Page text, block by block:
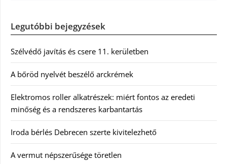
Legutóbbi bejegyzések
Szélvédő javítás és csere 11. kerületben
A bőröd nyelvét beszélő arckrémek
Elektromos roller alkatrészek: miért fontos az eredeti
minőség és a rendszeres karbantartás
Iroda bérlés Debrecen szerte kivitelezhető
A vermut népszerűsége töretlen